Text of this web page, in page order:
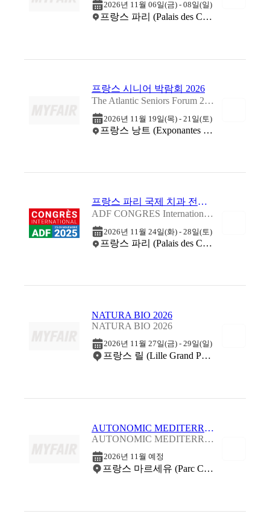
2026년 11월 06일(금) - 08일(일)
프랑스 파리 (Palais des Congres de Paris)
프랑스 시니어 박람회 2026
The Atlantic Seniors Forum 2026
2026년 11월 19일(목) - 21일(토)
프랑스 낭트 (Exponantes - La Beaujoire)
프랑스 파리 국제 치과 전시회 2026
ADF CONGRES International Dental Technology Show 2026
2026년 11월 24일(화) - 28일(토)
프랑스 파리 (Palais des Congres de Paris)
NATURA BIO 2026
NATURA BIO 2026
2026년 11월 27일(금) - 29일(일)
프랑스 릴 (Lille Grand Palais)
AUTONOMIC MEDITERRANEE 2026
AUTONOMIC MEDITERRANEE 2026
2026년 11월 예정
프랑스 마르세유 (Parc Chanot)